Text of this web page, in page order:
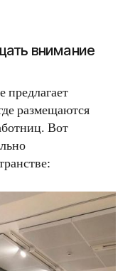
внимание
предлагает
размещаются
Вот